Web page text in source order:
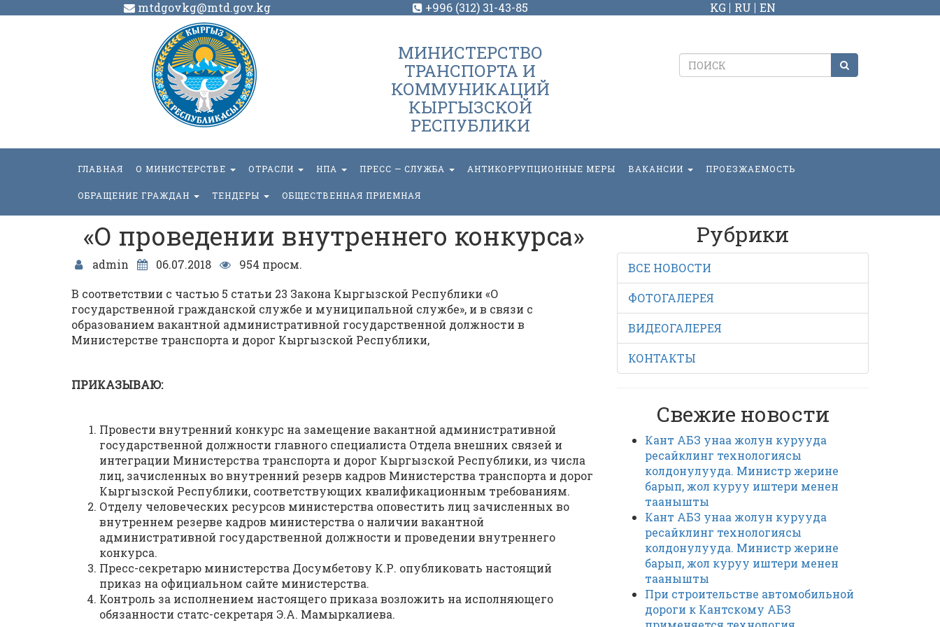
mtdgovkg@mtd.gov.kg +996 (312) 31-43-85 KG RU EN
МИНИСТЕРСТВО
ТРАНСПОРТА И
КОММУНИКАЦИЙ
КЫРГЫЗСКОЙ
РЕСПУБЛИКИ
ГЛАВНАЯ О МИНИСТЕРСТВЕ ОТРАСЛИ НПА ПРЕСС — СЛУЖБА АНТИКОРРУПЦИОННЫЕ МЕРЫ ВАКАНСИИ ПРОЕЗЖАЕМОСТЬ
ОБРАЩЕНИЕ ГРАЖДАН ТЕНДЕРЫ ОБЩЕСТВЕННАЯ ПРИЕМНАЯ
«О проведении внутреннего конкурса»
admin 06.07.2018
954 просм.
В соответствии с частью 5 статьи 23 Закона Кыргызской Республики «О
государственной гражданской службе и муниципальной службе», и в связи с
образованием вакантной административной государственной должности в
Министерстве транспорта и дорог Кыргызской Республики,
ПРИКАЗЫВАЮ:
Провести внутренний конкурс на замещение вакантной административной
государственной должности главного специалиста Отдела внешних связей и
интеграции Министерства транспорта и дорог Кыргызской Республики, из числа
лиц, зачисленных во внутренний резерв кадров Министерства транспорта и дорог
Кыргызской Республики, соответствующих квалификационным требованиям.
Отделу человеческих ресурсов министерства оповестить лиц зачисленных во
внутреннем резерве кадров министерства о наличии вакантной
административной государственной должности и проведении внутреннего
конкурса.
Пресс-секретарю министерства Досумбетову К.Р. опубликовать настоящий
приказ на официальном сайте министерства.
Контроль за исполнением настоящего приказа возложить на исполняющего
обязанности статс-секретаря Э.А. Мамыркалиева.
Рубрики
ВСЕ НОВОСТИ
ФОТОГАЛЕРЕЯ
ВИДЕОГАЛЕРЕЯ
КОНТАКТЫ
Свежие новости
Кант АБЗ унаа жолун курууда
ресайклинг технологиясы
колдонулууда. Министр жерине
барып, жол куруу иштери менен
таанышты
Кант АБЗ унаа жолун курууда
ресайклинг технологиясы
колдонулууда. Министр жерине
барып, жол куруу иштери менен
таанышты
При строительстве автомобильной
дороги к Кантскому АБЗ